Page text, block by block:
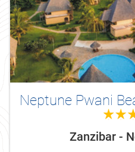
Neptune Pwani
Zanzibar -